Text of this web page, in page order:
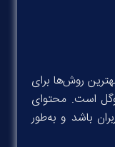
روش‌ها برای
است. محتوای
باشد و به‌طور